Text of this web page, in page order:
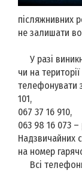
післяжнивних
не залишати
У разі
чи на
телефонувати
101,
067 37 16 910,
063 98 16 073 –
Надзвичайних
на номер
Всі